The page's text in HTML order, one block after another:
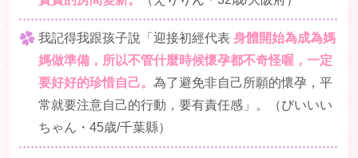
我記得我跟孩子說「迎接初經代表身體開始為成為媽
媽做準備，所以不管什麼時候懷孕都不奇怪喔，一定
要好好的珍惜自己。為了避免非自己所願的懷孕，平
常就要注意自己的行動，要有責任感」。（びいいい
ちゃん・45歳/千葉縣）